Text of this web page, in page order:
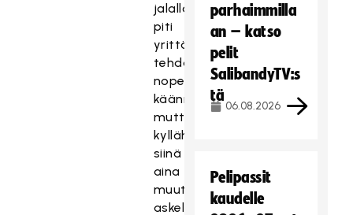
jalalla
piti
yrittää
tehdä
nopeat
käännökset,
mutta
kyllähän
siinä
aina
muutaman
askeleen
parhaimmilla
an – katso
pelit
SalibandyTV:s
tä
06.08.2026
Pelipassit
kaudelle